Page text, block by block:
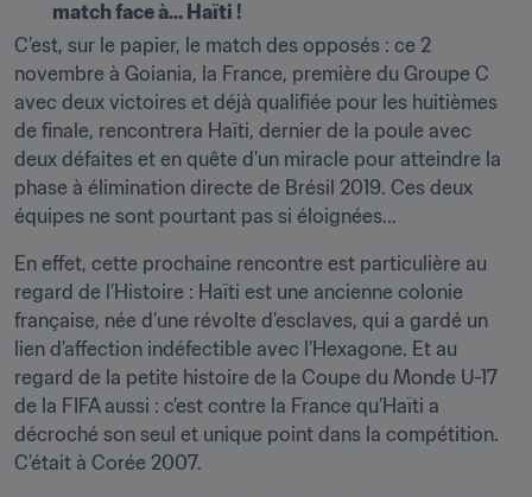
match face à... Haïti !
C’est, sur le papier, le match des opposés : ce 2
novembre à Goiania, la France, première du Groupe C
avec deux victoires et déjà qualifiée pour les huitièmes
de finale, rencontrera Haïti, dernier de la poule avec
deux défaites et en quête d’un miracle pour atteindre la
phase à élimination directe de Brésil 2019. Ces deux
équipes ne sont pourtant pas si éloignées...
En effet, cette prochaine rencontre est particulière au
regard de l’Histoire : Haïti est une ancienne colonie
française, née d’une révolte d’esclaves, qui a gardé un
lien d’affection indéfectible avec l’Hexagone. Et au
regard de la petite histoire de la Coupe du Monde U-17
de la FIFA aussi : c’est contre la France qu’Haïti a
décroché son seul et unique point dans la compétition.
C’était à Corée 2007.